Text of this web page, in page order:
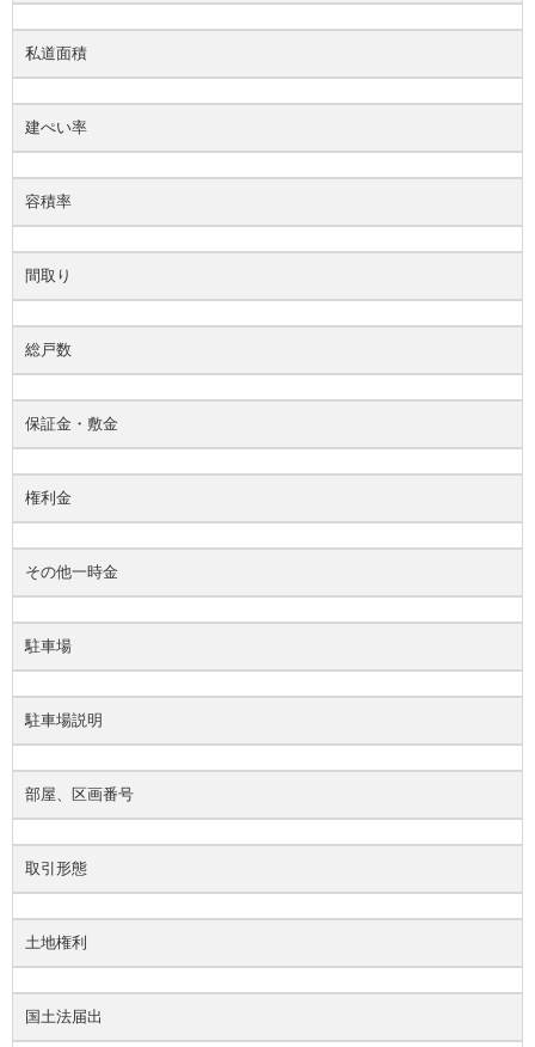
私道面積
建ぺい率
容積率
間取り
総戸数
保証金・敷金
権利金
その他一時金
駐車場
駐車場説明
部屋、区画番号
取引形態
土地権利
国土法届出